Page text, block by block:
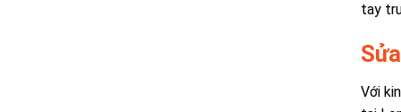
tay
Với